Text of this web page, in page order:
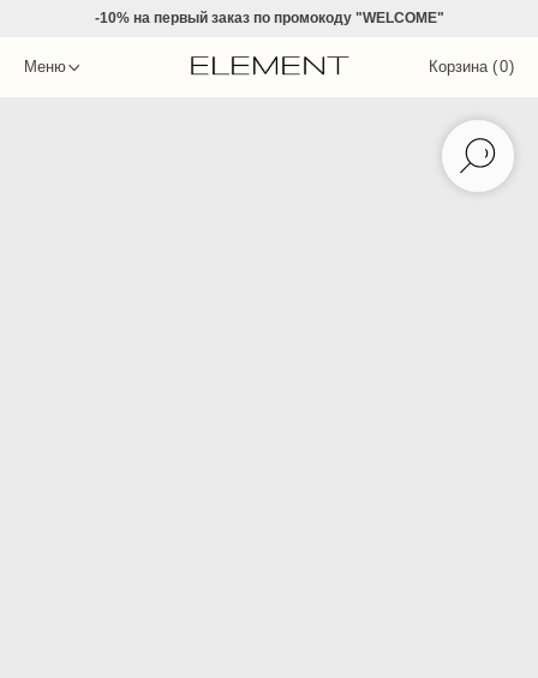
-10% напервый заказ по промокоду "WELCOME"
Корзина (
Меню )
0